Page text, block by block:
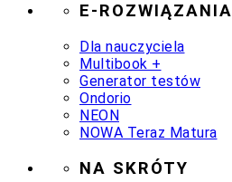
E-ROZWIĄZANIA
Dla nauczyciela
Multibook +
Generator testów
Ondorio
NEON
NOWA Teraz Matura
NA SKRÓTY